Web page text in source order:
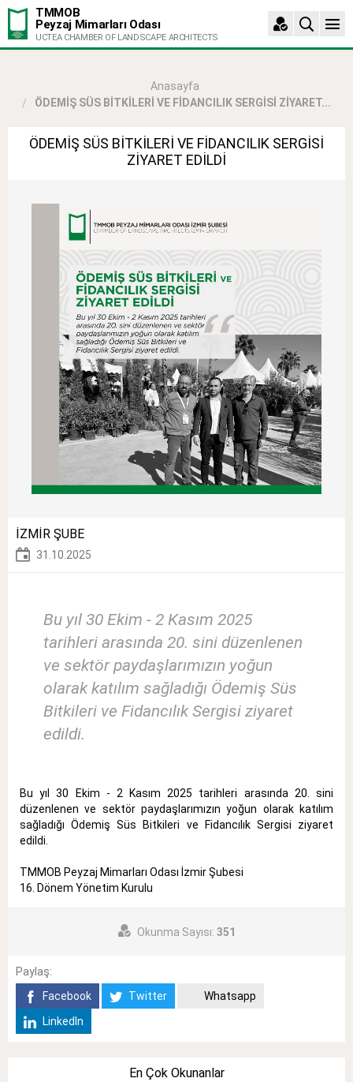
TMMOB
Peyzaj Mimarları Odası
UCTEA CHAMBER OF LANDSCAPE ARCHITECTS
Anasayfa
ÖDEMİŞ SÜS BİTKİLERİ VE FİDANCILIK SERGİSİ ZİYARET...
ÖDEMİŞ SÜS BİTKİLERİ VE FİDANCILIK SERGİSİ
ZİYARET EDİLDİ
İZMİR ŞUBE
31.10.2025
Bu yıl 30 Ekim - 2 Kasım 2025
tarihleri arasında 20. sini düzenlenen
ve sektör paydaşlarımızın yoğun
olarak katılım sağladığı Ödemiş Süs
Bitkileri ve Fidancılık Sergisi ziyaret
edildi.
Bu yıl 30 Ekim - 2 Kasım 2025 tarihleri arasında 20. sini
düzenlenen ve sektör paydaşlarımızın yoğun olarak katılım
sağladığı Ödemiş Süs Bitkileri ve Fidancılık Sergisi ziyaret
edildi.
TMMOB Peyzaj Mimarları Odası İzmir Şubesi
16. Dönem Yönetim Kurulu
Okunma Sayısı: 351
Paylaş:
Facebook
Twitter
Whatsapp
LinkedIn
En Çok Okunanlar